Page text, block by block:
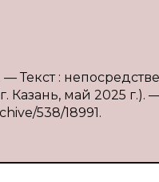
Текст :
май 2025 г.).
538/18991.